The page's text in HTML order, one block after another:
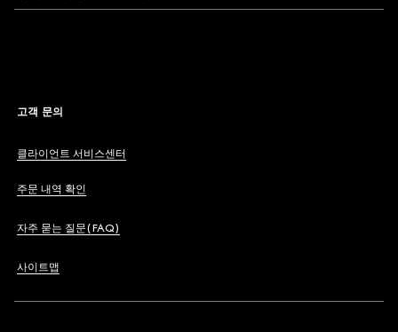
고객 문의
클라이언트 서비스센터
주문 내역 확인
자주 묻는 질문(FAQ)
사이트맵